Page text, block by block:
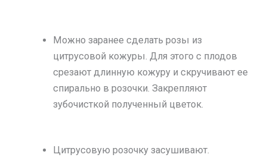
Можно заранее сделать розы из
цитрусовой кожуры. Для этого с плодов
срезают длинную кожуру и скручивают ее
спирально в розочки. Закрепляют
зубочисткой полученный цветок.
Цитрусовую розочку засушивают.